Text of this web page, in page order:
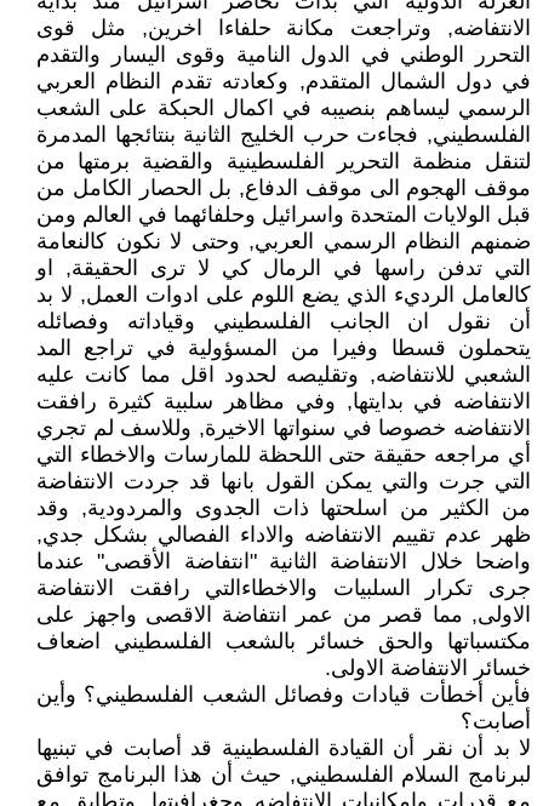
الانتفاضه, وتراجعت مكانة حلفاءا اخرين, مثل قوى
التحرر الوطني في الدول النامية وقوى اليسار والتقدم
في دول الشمال المتقدم, وكعادته تقدم النظام العربي
الرسمي ليساهم بنصيبه في اكمال الحبكة على الشعب
الفلسطيني, فجاءت حرب الخليج الثانية بنتائجها المدمرة
لتنقل منظمة التحرير الفلسطينية والقضية برمتها من
موقف الهجوم الى موقف الدفاع, بل الحصار الكامل من
قبل الولايات المتحدة واسرائيل وحلفائهما في العالم ومن
ضمنهم النظام الرسمي العربي, وحتى لا نكون كالنعامة
التي تدفن راسها في الرمال كي لا ترى الحقيقة, او
كالعامل الرديء الذي يضع اللوم على ادوات العمل, لا بد
أن نقول ان الجانب الفلسطيني وقياداته وفصائله
يتحملون قسطا وفيرا من المسؤولية في تراجع المد
الشعبي للانتفاضه, وتقليصه لحدود اقل مما كانت عليه
الانتفاضه في بدايتها, وفي مظاهر سلبية كثيرة رافقت
الانتفاضه خصوصا في سنواتها الاخيرة, وللاسف لم تجري
أي مراجعه حقيقة حتى اللحظة للمارسات والاخطاء التي
التي جرت والتي يمكن القول بانها قد جردت الانتفاضة
من الكثير من اسلحتها ذات الجدوى والمردودية, وقد
ظهر عدم تقييم الانتفاضه والاداء الفصالي بشكل جدي,
واضحا خلال الانتفاضة الثانية "انتفاضة الأقصى" عندما
جرى تكرار السلبيات والاخطاءالتي رافقت الانتفاضة
الاولى, مما قصر من عمر انتفاضة الاقصى واجهز على
مكتسباتها والحق خسائر بالشعب الفلسطيني اضعاف
خسائر الانتفاضة الاولى.
فأين أخطأت قيادات وفصائل الشعب الفلسطيني؟ وأين
أصابت؟
لا بد أن نقر أن القيادة الفلسطينية قد أصابت في تبنيها
لبرنامج السلام الفلسطيني, حيث أن هذا البرنامج توافق